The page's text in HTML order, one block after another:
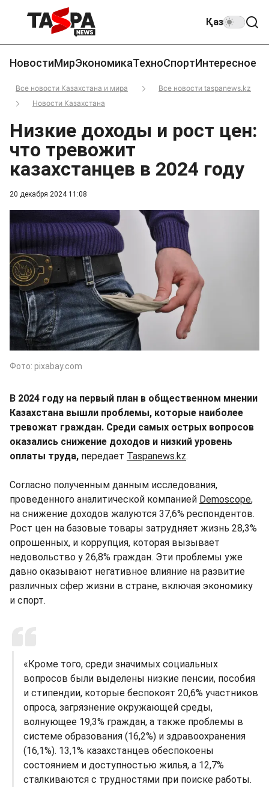
Қаз
НовостиМирЭкономикаТехноСпортИнтересное
Все новости Казахстана и мира
Все новости taspanews.kz
Новости Казахстана
20 декабря 2024 11:08
Низкие доходы и рост цен:
что тревожит
казахстанцев в 2024 году
Фото: pixabay.com
В 2024 году на первый план в общественном мнении
Казахстана вышли проблемы, которые наиболее
тревожат граждан. Среди самых острых вопросов
оказались снижение доходов и низкий уровень
оплаты труда, передает Taspanews.kz.
Согласно полученным данным исследования,
проведенного аналитической компанией Demoscope,
на снижение доходов жалуются 37,6% респондентов.
Рост цен на базовые товары затрудняет жизнь 28,3%
опрошенных, и коррупция, которая вызывает
недовольство у 26,8% граждан. Эти проблемы уже
давно оказывают негативное влияние на развитие
различных сфер жизни в стране, включая экономику
и спорт.
«Кроме того, среди значимых социальных
вопросов были выделены низкие пенсии, пособия
и стипендии, которые беспокоят 20,6% участников
опроса, загрязнение окружающей среды,
волнующее 19,3% граждан, а также проблемы в
системе образования (16,2%) и здравоохранения
(16,1%). 13,1% казахстанцев обеспокоены
состоянием и доступностью жилья, а 12,7%
сталкиваются с трудностями при поиске работы.